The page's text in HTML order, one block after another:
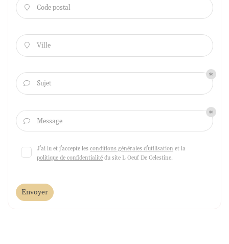
 Code postal
 Ville
 Sujet
 Message
J'ai lu et j'accepte les conditions générales d'utilisation et la
politique de confidentialité du site L Oeuf De Celestine.
Envoyer